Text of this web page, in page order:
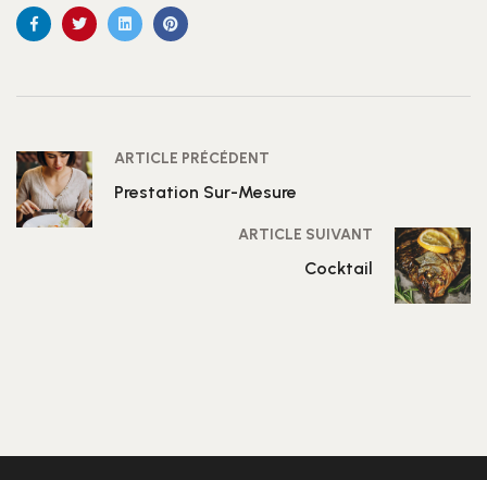
ARTICLE PRÉCÉDENT
Prestation Sur-Mesure
ARTICLE SUIVANT
Cocktail